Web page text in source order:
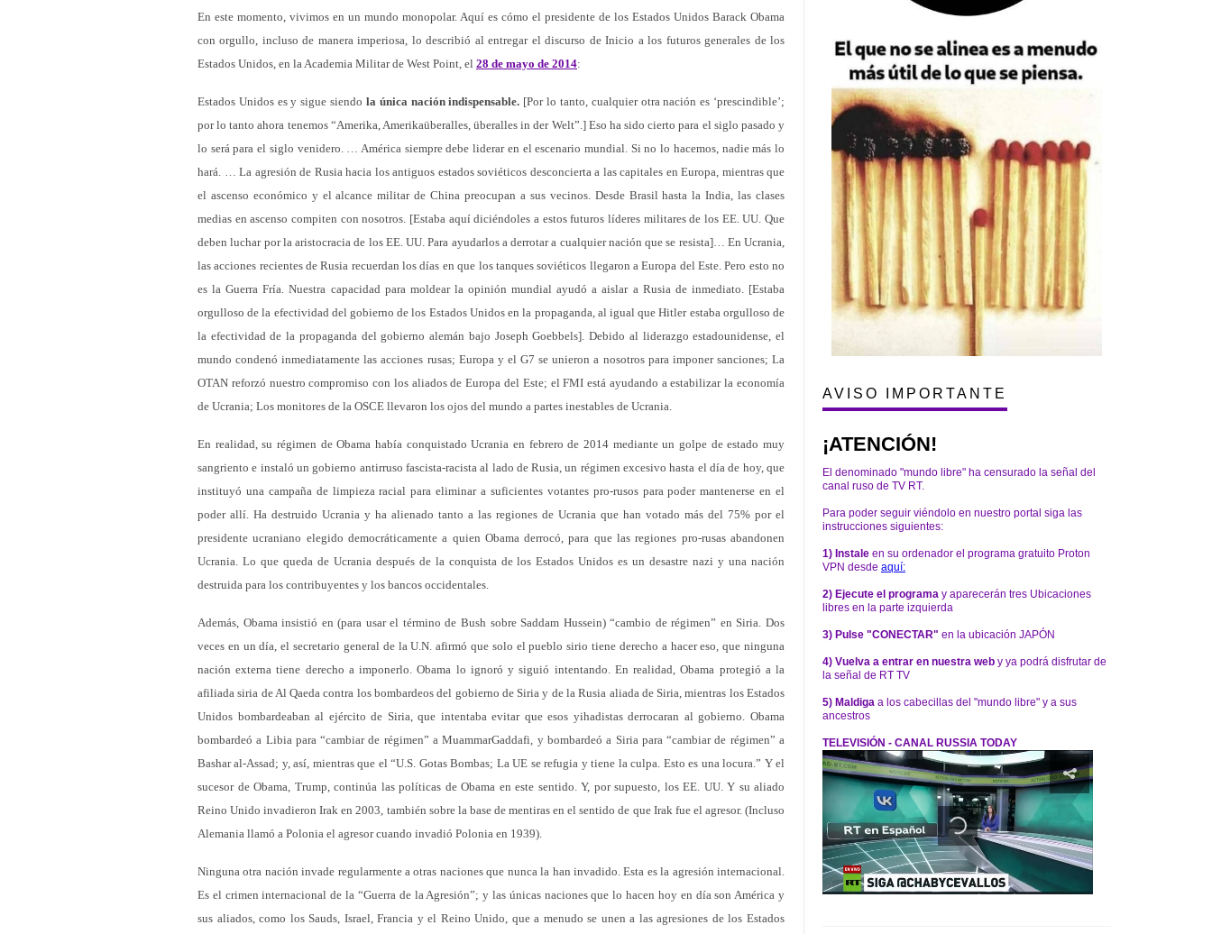
En este momento, vivimos en un mundo monopolar. Aquí es cómo el presidente de los Estados Unidos Barack Obama
con orgullo, incluso de manera imperiosa, lo describió al entregar el discurso de Inicio a los futuros generales de los
Estados Unidos, en la Academia Militar de West Point, el 28 de mayo de 2014:
Estados Unidos es y sigue siendo la única nación indispensable. [Por lo tanto, cualquier otra nación es ‘prescindible’;
por lo tanto ahora tenemos “Amerika, Amerikaüberalles, überalles in der Welt”.] Eso ha sido cierto para el siglo pasado y
lo será para el siglo venidero. … América siempre debe liderar en el escenario mundial. Si no lo hacemos, nadie más lo
hará. … La agresión de Rusia hacia los antiguos estados soviéticos desconcierta a las capitales en Europa, mientras que
el ascenso económico y el alcance militar de China preocupan a sus vecinos. Desde Brasil hasta la India, las clases
medias en ascenso compiten con nosotros. [Estaba aquí diciéndoles a estos futuros líderes militares de los EE. UU. Que
deben luchar por la aristocracia de los EE. UU. Para ayudarlos a derrotar a cualquier nación que se resista]… En Ucrania,
las acciones recientes de Rusia recuerdan los días en que los tanques soviéticos llegaron a Europa del Este. Pero esto no
es la Guerra Fría. Nuestra capacidad para moldear la opinión mundial ayudó a aislar a Rusia de inmediato. [Estaba
orgulloso de la efectividad del gobierno de los Estados Unidos en la propaganda, al igual que Hitler estaba orgulloso de
la efectividad de la propaganda del gobierno alemán bajo Joseph Goebbels]. Debido al liderazgo estadounidense, el
mundo condenó inmediatamente las acciones rusas; Europa y el G7 se unieron a nosotros para imponer sanciones; La
OTAN reforzó nuestro compromiso con los aliados de Europa del Este; el FMI está ayudando a estabilizar la economía
de Ucrania; Los monitores de la OSCE llevaron los ojos del mundo a partes inestables de Ucrania.
En realidad, su régimen de Obama había conquistado Ucrania en febrero de 2014 mediante un golpe de estado muy
sangriento e instaló un gobierno antirruso fascista-racista al lado de Rusia, un régimen excesivo hasta el día de hoy, que
instituyó una campaña de limpieza racial para eliminar a suficientes votantes pro-rusos para poder mantenerse en el
poder allí. Ha destruido Ucrania y ha alienado tanto a las regiones de Ucrania que han votado más del 75% por el
presidente ucraniano elegido democráticamente a quien Obama derrocó, para que las regiones pro-rusas abandonen
Ucrania. Lo que queda de Ucrania después de la conquista de los Estados Unidos es un desastre nazi y una nación
destruida para los contribuyentes y los bancos occidentales.
Además, Obama insistió en (para usar el término de Bush sobre Saddam Hussein) “cambio de régimen” en Siria. Dos
veces en un día, el secretario general de la U.N. afirmó que solo el pueblo sirio tiene derecho a hacer eso, que ninguna
nación externa tiene derecho a imponerlo. Obama lo ignoró y siguió intentando. En realidad, Obama protegió a la
afiliada siria de Al Qaeda contra los bombardeos del gobierno de Siria y de la Rusia aliada de Siria, mientras los Estados
Unidos bombardeaban al ejército de Siria, que intentaba evitar que esos yihadistas derrocaran al gobierno. Obama
bombardeó a Libia para “cambiar de régimen” a MuammarGaddafi, y bombardeó a Siria para “cambiar de régimen” a
Bashar al-Assad; y, así, mientras que el “U.S. Gotas Bombas; La UE se refugia y tiene la culpa. Esto es una locura.” Y el
sucesor de Obama, Trump, continúa las políticas de Obama en este sentido. Y, por supuesto, los EE. UU. Y su aliado
Reino Unido invadieron Irak en 2003, también sobre la base de mentiras en el sentido de que Irak fue el agresor. (Incluso
Alemania llamó a Polonia el agresor cuando invadió Polonia en 1939).
Ninguna otra nación invade regularmente a otras naciones que nunca la han invadido. Esta es la agresión internacional.
Es el crimen internacional de la “Guerra de la Agresión”; y las únicas naciones que lo hacen hoy en día son América y
sus aliados, como los Sauds, Israel, Francia y el Reino Unido, que a menudo se unen a las agresiones de los Estados
AVISO IMPORTANTE
¡ATENCIÓN!
El denominado "mundo libre" ha censurado la señal del
canal ruso de TV RT.
Para poder seguir viéndolo en nuestro portal siga las
instrucciones siguientes:
1) Instale en su ordenador el programa gratuito Proton
VPN desde aquí:
2) Ejecute el programa y aparecerán tres Ubicaciones
libres en la parte izquierda
3) Pulse "CONECTAR" en la ubicación JAPÓN
4) Vuelva a entrar en nuestra web y ya podrá disfrutar de
la señal de RT TV
5) Maldiga a los cabecillas del "mundo libre" y a sus
ancestros
TELEVISIÓN - CANAL RUSSIA TODAY